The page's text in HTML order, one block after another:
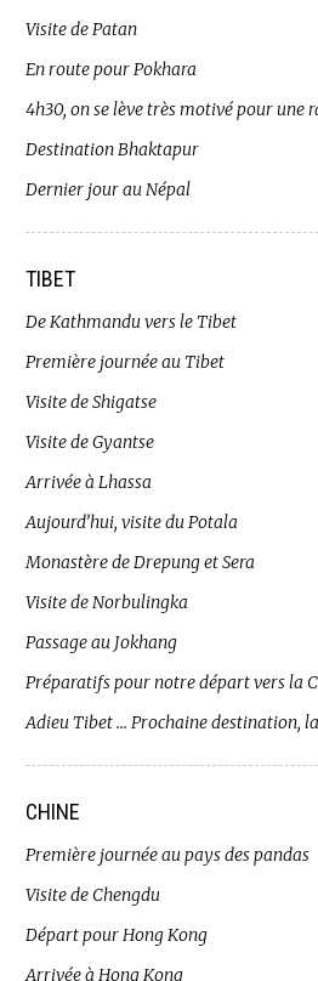
Visite de Patan
En route pour Pokhara
4h30, on se lève très motivé pour une
Destination Bhaktapur
Dernier jour au Népal
TIBET
De Kathmandu vers le Tibet
Première journée au Tibet
Visite de Shigatse
Visite de Gyantse
Arrivée à Lhassa
Aujourd’hui, visite du Potala
Monastère de Drepung et Sera
Visite de Norbulingka
Passage au Jokhang
Préparatifs pour notre départ vers la
Adieu Tibet … Prochaine destination,
CHINE
Première journée au pays des pandas
Visite de Chengdu
Départ pour Hong Kong
Arrivée à Hong Kong